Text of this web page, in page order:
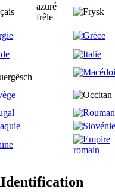
azuré
frêle
Identification